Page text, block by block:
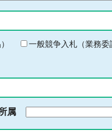
一般競争入札（業務委
属